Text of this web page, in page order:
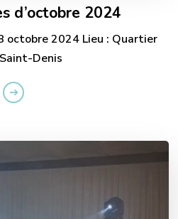
d’octobre 2024
octobre 2024 Lieu : Quartier
Denis